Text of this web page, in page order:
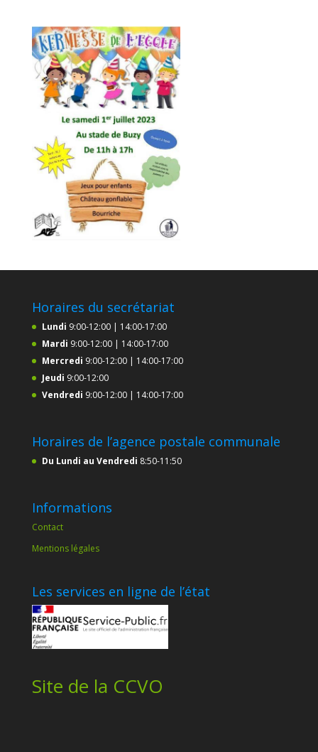
Horaires du secrétariat
Lundi 9:00-12:00 | 14:00-17:00
Mardi 9:00-12:00 | 14:00-17:00
Mercredi 9:00-12:00 | 14:00-17:00
Jeudi 9:00-12:00
Vendredi 9:00-12:00 | 14:00-17:00
Horaires de l’agence postale communale
Du Lundi au Vendredi 8:50-11:50
Informations
Contact
Mentions légales
Les services en ligne de l’état
Site de la CCVO